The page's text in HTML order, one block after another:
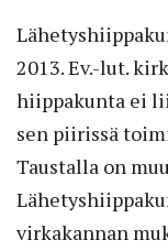
2013. Ev.-lut.
hiippakunta ei
sen piirissä
Taustalla on
virkakannan